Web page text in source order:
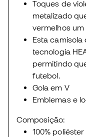
Toques de
metalizado
vermelhos um
Esta
tecnologia
permitindo
futebol.
Gola em V
Emblemas e
Composição:
100% poliéster